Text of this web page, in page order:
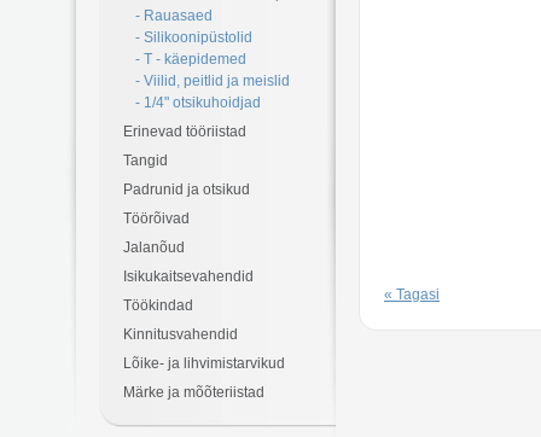
- Rauasaed
- Silikoonipüstolid
- T - käepidemed
- Viilid, peitlid ja meislid
- 1/4" otsikuhoidjad
Erinevad tööriistad
Tangid
Padrunid ja otsikud
Töörõivad
Jalanõud
Isikukaitsevahendid
Töökindad
Kinnitusvahendid
Lõike- ja lihvimistarvikud
Märke ja mõõteriistad
« Tagasi